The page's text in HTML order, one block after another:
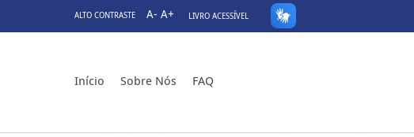
ALTO CONTRASTE A- A+ LIVRO ACESSÍVEL
Início Sobre Nós FAQ